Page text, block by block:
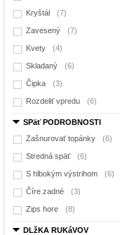
Kryštál (7)
Zavesený (7)
Kvety (4)
Skladaný (6)
Čipka (3)
Rozdeliť vpredu (6)
SPäť PODROBNOSTI
Zašnurovať topánky
(6)
Stredná späť (6)
S hlbokým výstrihom (6)
Číre zadné (3)
Zips hore (8)
DLžKA RUKáVOV